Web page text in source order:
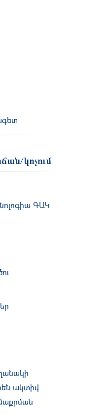
կոչում
ԳԱԿ
ակտիվ